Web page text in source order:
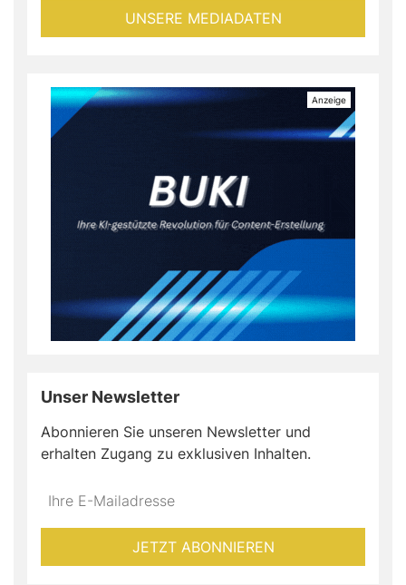
UNSERE MEDIADATEN
Unser Newsletter
Abonnieren Sie unseren Newsletter und
erhalten Zugang zu exklusiven Inhalten.
Do
*Ihre
JETZT ABONNIEREN